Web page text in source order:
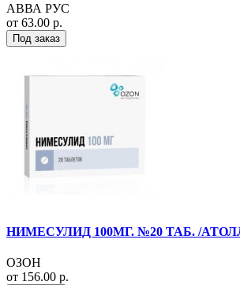
АВВА РУС
от 63.00 р.
Под заказ
НИМЕСУЛИД 100МГ. №20 ТАБ. /
ОЗОН
от 156.00 р.